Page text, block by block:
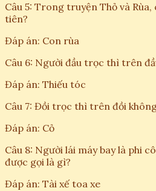
Câu 5: Trong truyện Thỏ và
tiên?
Đáp án: Con rùa
Câu 6: Người đầu trọc thì trên
Đáp án: Thiếu tóc
Câu 7: Đồi trọc thì trên đồi
Đáp án: Cỏ
Câu 8: Người lái máy bay là phi
được gọi là gì?
Đáp án: Tài xế toa xe